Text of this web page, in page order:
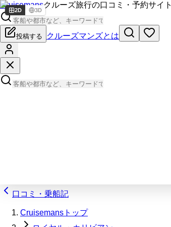
Cruisemansクルーズ旅行の口コミ・予約サイト
投稿する クルーズマンズとは
口コミ・乗船記
Cruisemansトップ
2D 3D